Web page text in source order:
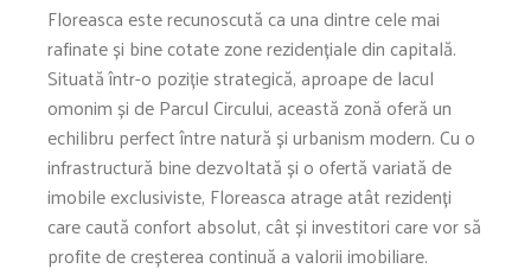
Floreasca este recunoscută ca una dintre cele mai
rafinate și bine cotate zone rezidențiale din capitală.
Situată într-o poziție strategică, aproape de lacul
omonim și de Parcul Circului, această zonă oferă un
echilibru perfect între natură și urbanism modern. Cu o
infrastructură bine dezvoltată și o ofertă variată de
imobile exclusiviste, Floreasca atrage atât rezidenți
care caută confort absolut, cât și investitori care vor să
profite de creșterea continuă a valorii imobiliare.